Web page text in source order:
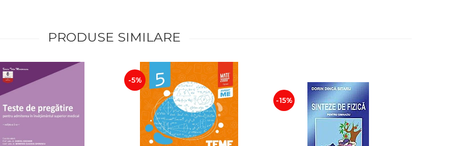
PRODUSE SIMILARE
-5%
-15%